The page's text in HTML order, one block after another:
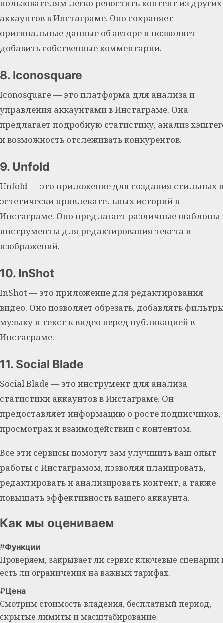
пользователям легко репостить контент из других
аккаунтов в Инстаграме. Оно сохраняет
оригинальные данные об авторе и позволяет
добавить собственные комментарии.
8. Iconosquare
Iconosquare — это платформа для анализа и
управления аккаунтами в Инстаграме. Она
предлагает подробную статистику, анализ
и возможность отслеживать конкурентов.
9. Unfold
Unfold — это приложение для создания стильных
эстетически привлекательных историй в
Инстаграме. Оно предлагает различные шаблоны
инструменты для редактирования текста и
изображений.
10. InShot
InShot — это приложение для редактирования
видео. Оно позволяет обрезать, добавлять
музыку и текст к видео перед публикацией в
Инстаграме.
11. Social Blade
Social Blade — это инструмент для анализа
статистики аккаунтов в Инстаграме. Он
предоставляет информацию о росте подписчиков,
просмотрах и взаимодействии с контентом.
Все эти сервисы помогут вам улучшить ваш опыт
работы с Инстаграмом, позволяя планировать,
редактировать и анализировать контент, а также
повышать эффективность вашего аккаунта.
Как мы оцениваем
#Функции
Проверяем, закрывает ли сервис ключевые сценарии
есть ли ограничения на важных тарифах.
₽Цена
Смотрим стоимость владения, бесплатный период,
скрытые лимиты и масштабирование.